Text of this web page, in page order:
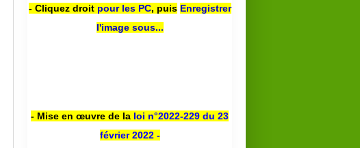
- Cliquez droit pour les PC, puis Enregistrer
l'image sous...
- Mise en œuvre de la loi n°2022-229 du 23
février 2022 -